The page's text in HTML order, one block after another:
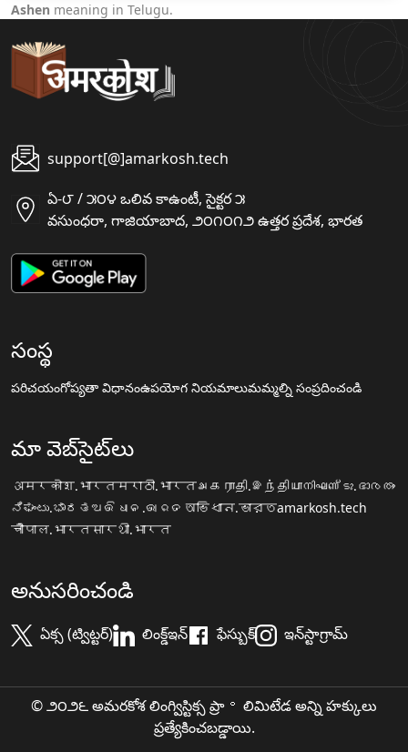
Ashen meaning in Telugu.
support[@]amarkosh.tech
ఏ-౮ / ౫౦౪ ఒలివ కాఉంటీ, సైక్టర ౫
వసుంధరా, గాజియాబాద, ౨౦౧౦౧౨ ఉత్తర ప్రదేశ, భారత
సంస్థ
పరిచయంగోప్యతా విధానంఉపయోగ నియమాలుమమ్మల్ని సంప్రదించండి
మా వెబ్‌సైట్‌లు
अमरकोश.भारतमराठी.भारतஅகராதி.இந்தியாനിഘണ്ടു.ഭാരതം
ನಿಘಂಟು.ಭಾರತ ଅଭିଧାନ.ଭାରତ অভিধান.ভারতamarkosh.tech
चौपाल.भारतसारथी.भारत
అనుసరించండి
ఏక్స (ట్విట్టర్) లింక్డ్ఇన్ ఫేస్బుక్ ఇన్‌స్టాగ్రామ్
© ౨౦౨౬ అమరకోశ లింగ్విస్టిక్స ప్రా॰ లిమిటేడ అన్ని హక్కులు
ప్రత్యేకించబడ్డాయి.